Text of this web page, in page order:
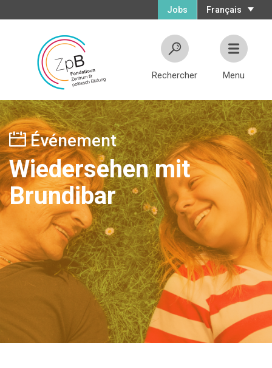
Français
Jobs
Rechercher Menu
Événement
Wiedersehen mit
Brundibar